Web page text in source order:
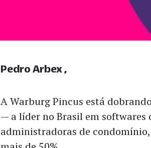
A Warburg Pincus está
— a líder no Brasil em softwares
administradoras de
Pedro Arbex